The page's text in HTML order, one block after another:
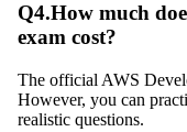
Q4.How much
exam cost?
The official AWS
However, you can
realistic questions.